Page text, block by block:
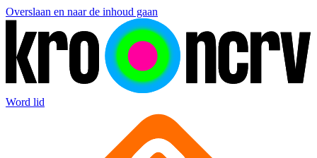
Overslaan en naar de inhoud gaan
Word lid